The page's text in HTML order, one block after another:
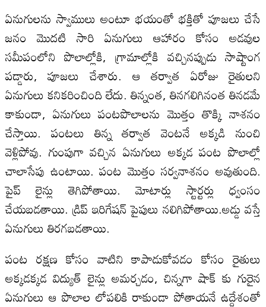
ఏనుగులను స్వాములు అంటూ భయంతో భక్తితో పూజలు చేసే
జనం మొదటి సారి ఏనుగులు ఆహారం కోసం అడవుల
సమీపంలోని పొలాల్లోకి, గ్రామాల్లోకి వచ్చినప్పుడు సాష్టాంగ
పడ్డారు, పూజలు చేశారు. ఆ తర్వాత ఏరోజు రైతులని
ఏనుగులు కనికరించింది లేదు. తిన్నంత, తినగలిగినంత తినడమే
కాకుండా, ఏనుగులు పంటపొలాలను మొత్తం తొక్కి నాశనం
చేస్తాయి. పంటలు తిన్న తర్వాత వెంటనే అక్కడి నుంచి
వెళ్లిపోవు. గుంపుగా వచ్చిన ఏనుగులు అక్కడ పంట పొలాల్లో
చాలాసేపు ఉంటాయి. పంట మొత్తం సర్వనాశనం అవుతుంది.
పైప్ లైన్లు తెగిపోతాయి. మోటార్లు స్టార్టర్లు ధ్వంసం
చేయబడతాయి. డ్రిప్ ఇరిగేషన్ పైపులు నలిగిపోతాయి.అడ్డు వస్తే
ఏనుగులు తిరగబడతాయి.
పంట రక్షణ కోసం వాటిని కాపాడుకోవడం కోసం రైతులు
అక్కడక్కడ విద్యుత్ లైన్లు అమర్చడం, చిన్నగా షాక్ కు గురైన
ఏనుగులు ఆ పొలాల లోపలికి రాకుండా పోతాయనే ఉద్దేశంతో